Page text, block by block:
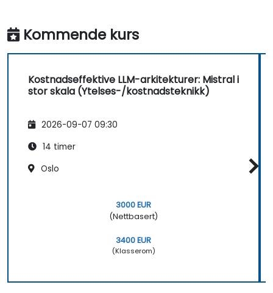
Kommende kurs
Kostnadseffektive LLM-arkitekturer: Mistral i
stor skala (Ytelses-/kostnadsteknikk)
2026-09-07 09:30
14 timer
Oslo
3000 EUR
(Nettbasert)
3400 EUR
(Klasserom)